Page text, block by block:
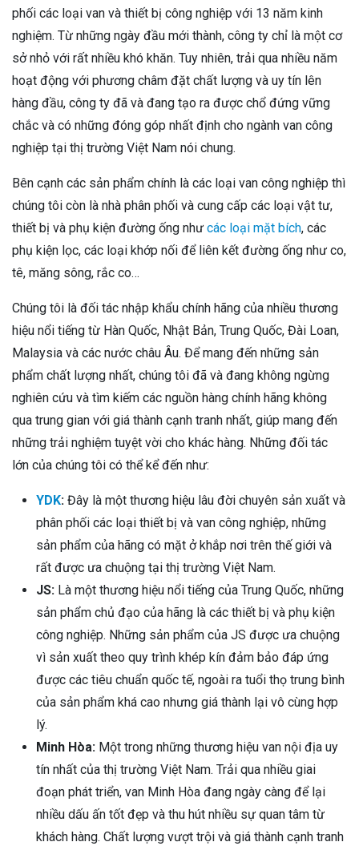
phối các loại van và thiết bị công nghiệp với 13 năm kinh
nghiệm. Từ những ngày đầu mới thành, công ty chỉ là một cơ
sở nhỏ với rất nhiều khó khăn. Tuy nhiên, trải qua nhiều năm
hoạt động với phương châm đặt chất lượng và uy tín lên
hàng đầu, công ty đã và đang tạo ra được chổ đứng vững
chắc và có những đóng góp nhất định cho ngành van công
nghiệp tại thị trường Việt Nam nói chung.
Bên cạnh các sản phẩm chính là các loại van công nghiệp thì
chúng tôi còn là nhà phân phối và cung cấp các loại vật tư,
thiết bị và phụ kiện đường ống như các loại mặt bích, các
phụ kiện lọc, các loại khớp nối để liên kết đường ống như co,
tê, măng sông, rắc co…
Chúng tôi là đối tác nhập khẩu chính hãng của nhiều thương
hiệu nổi tiếng từ Hàn Quốc, Nhật Bản, Trung Quốc, Đài Loan,
Malaysia và các nước châu Âu. Để mang đến những sản
phẩm chất lượng nhất, chúng tôi đã và đang không ngừng
nghiên cứu và tìm kiếm các nguồn hàng chính hãng không
qua trung gian với giá thành cạnh tranh nhất, giúp mang đến
những trải nghiệm tuyệt vời cho khác hàng. Những đối tác
lớn của chúng tôi có thể kể đến như:
YDK: Đây là một thương hiệu lâu đời chuyên sản xuất và
phân phối các loại thiết bị và van công nghiệp, những
sản phẩm của hãng có mặt ở khắp nơi trên thế giới và
rất được ưa chuộng tại thị trường Việt Nam.
JS: Là một thương hiệu nổi tiếng của Trung Quốc, những
sản phẩm chủ đạo của hãng là các thiết bị và phụ kiện
công nghiệp. Những sản phẩm của JS được ưa chuộng
vì sản xuất theo quy trình khép kín đảm bảo đáp ứng
được các tiêu chuẩn quốc tế, ngoài ra tuổi thọ trung bình
của sản phẩm khá cao nhưng giá thành lại vô cùng hợp
lý.
Minh Hòa: Một trong những thương hiệu van nội địa uy
tín nhất của thị trường Việt Nam. Trải qua nhiều giai
đoạn phát triển, van Minh Hòa đang ngày càng để lại
nhiều dấu ấn tốt đẹp và thu hút nhiều sự quan tâm từ
khách hàng. Chất lượng vượt trội và giá thành cạnh tranh